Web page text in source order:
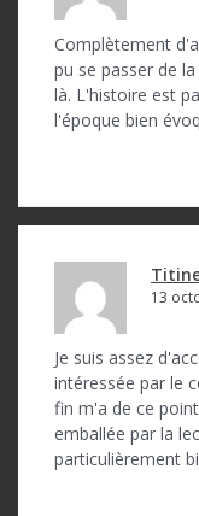
l
e
Complètement
pu se passer de
là. L'histoire est
l'époque bien
13
Je suis assez
intéressée par le
fin m'a de ce
emballée par la
particulièrement